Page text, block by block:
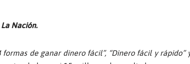
Nación.
formas de ganar dinero fácil”, “Dinero fácil y